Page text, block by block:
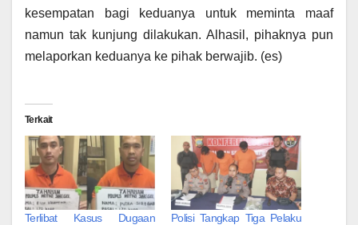
kesempatan bagi keduanya untuk meminta maaf
namun tak kunjung dilakukan. Alhasil, pihaknya pun
melaporkan keduanya ke pihak berwajib. (es)
Terkait
Terlibat Kasus Dugaan
Polisi Tangkap Tiga Pelaku